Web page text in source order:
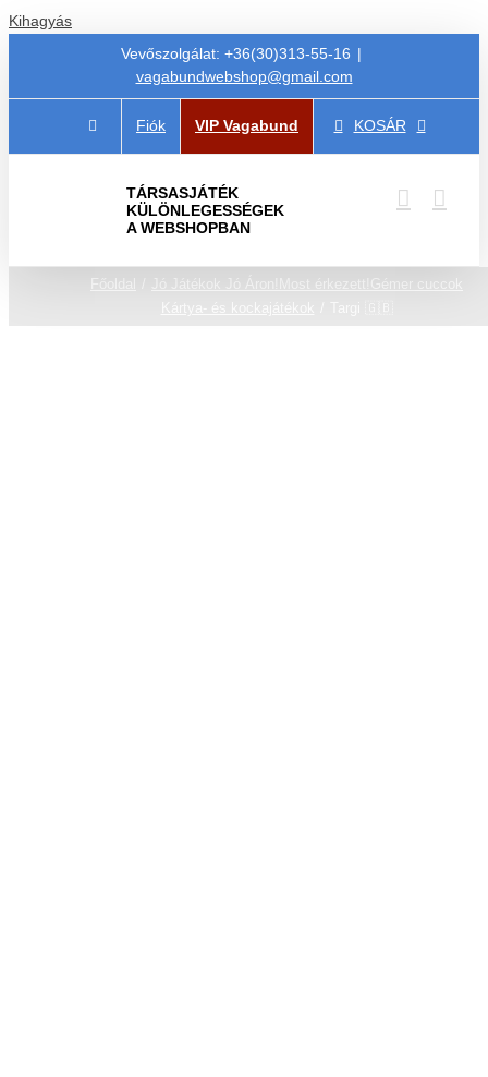
Kihagyás
Vevőszolgálat: +36(30)313-55-16 |
vagabundwebshop@gmail.com
Fiók VIP Vagabund KOSÁR
TÁRSASJÁTÉK
KÜLÖNLEGESSÉGEK
A WEBSHOPBAN
Főoldal Jó Játékok Jó Áron! Most érkezett!
Gémer cuccok